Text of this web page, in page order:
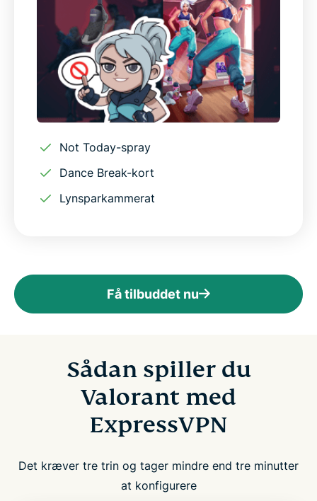
Not Today-spray
Dance Break-kort
Lynsparkammerat
Få tilbuddet nu
Sådan spiller du
Valorant med
ExpressVPN
Det kræver tre trin og tager mindre end tre minutter
at konfigurere